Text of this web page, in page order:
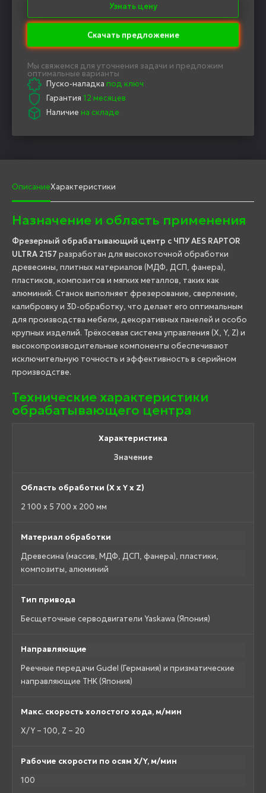
Узнать цену
Скачать предложение
Мы свяжемся для уточнения задачи и предложим
оптимальные варианты
Пуско-наладка под ключ
Гарантия 12 месяцев
Наличие на складе
ОписаниеХарактеристики
Назначение и область применения
Фрезерный обрабатывающий центр с ЧПУ AES RAPTOR
ULTRA 2157 разработан для высокоточной обработки
древесины, плитных материалов (МДФ, ДСП, фанера),
пластиков, композитов и мягких металлов, таких как
алюминий. Станок выполняет фрезерование, сверление,
калибровку и 3D-обработку, что делает его оптимальным
для производства мебели, декоративных панелей и особо
крупных изделий. Трёхосевая система управления (X, Y, Z) и
высокопроизводительные компоненты обеспечивают
исключительную точность и эффективность в серийном
производстве.
Технические характеристики
обрабатывающего центра
Характеристика
Значение
Область обработки (X x Y x Z)
2 100 x 5 700 x 200 мм
Материал обработки
Древесина (массив, МДФ, ДСП, фанера), пластики,
композиты, алюминий
Тип привода
Бесщеточные серводвигатели Yaskawa (Япония)
Направляющие
Реечные передачи Gudel (Германия) и призматические
направляющие THK (Япония)
Макс. скорость холостого хода, м/мин
X/Y – 100, Z – 20
Рабочие скорости по осям X/Y, м/мин
100